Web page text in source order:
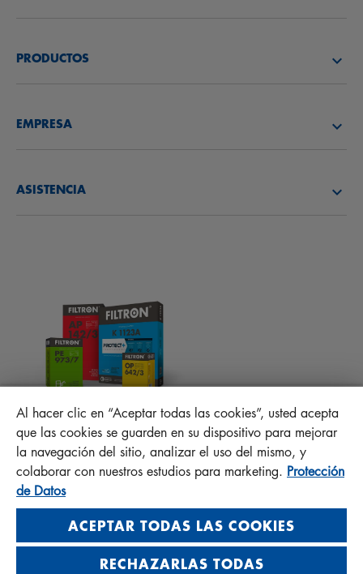
BUSCAR DISTRIBUIDOR
BENEFIT PROGRAM
PRODUCTOS
EMPRESA
RESPONSABILIDAD DE LA CALIDAD
ASISTENCIA
PREGUNTAS FRECUENTES
MANN+HUMMEL FT Poland
Sp. z o. o. Sp. k.
ul. Wrocławska 145, 63-800 GOSTYŃ, POLAND
Privacy Statement
Imprint
Al hacer clic en “Aceptar todas las cookies”, usted acepta
que las cookies se guarden en su dispositivo para mejorar
la navegación del sitio, analizar el uso del mismo, y
colaborar con nuestros estudios para marketing. Protección
de Datos
ACEPTAR TODAS LAS COOKIES
RECHAZARLAS TODAS